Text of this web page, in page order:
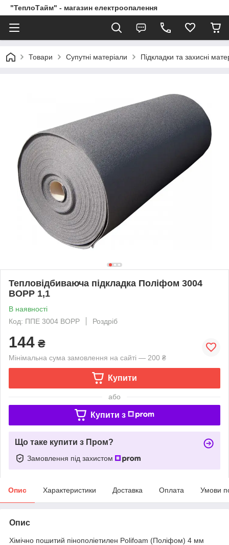
"ТеплоТайм" - магазин електроопалення
Товари Супутні матеріали Підкладки та захисні
Тепловідбиваюча підкладка Поліфом 3004
ВОРР 1,1
В наявності
Код: ППЕ 3004 BOPP
Роздріб
144 ₴
Мінімальна сума замовлення на сайті — 200 ₴
Купити
або
Купити з
Що таке купити з Пром?
Замовлення під захистом
Опис Характеристики Доставка Оплата Умови
Опис
Хімічно пошитий пінополіетилен Polifoam (Поліфом) 4 мм